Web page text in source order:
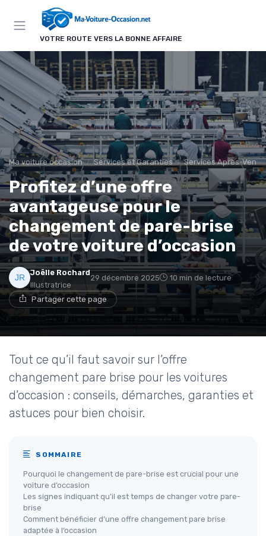
VOTRE ROUTE VERS LA BONNE AFFAIRE
Ma voiture occasion Services et Garanties Services Après-Vente
Profitez d’une offre
avantageuse pour le
changement de pare-brise
de votre voiture d’occasion
Joëlle Rochard
Illustratrice
29 décembre 2025 10 min de lecture
Partager cette page
Tout ce qu’il faut savoir sur l’offre
changement pare brise pour les voitures
d’occasion : conseils, démarches, garanties et
astuces pour bien choisir.
SOMMAIRE
Pourquoi le changement de pare-brise est crucial pour une
voiture d’occasion
Les signes indiquant qu’il est temps de changer votre pare-
brise
Comment bénéficier d’une offre changement pare brise
adaptée à l’occasion
Panneau de gestion des cookies